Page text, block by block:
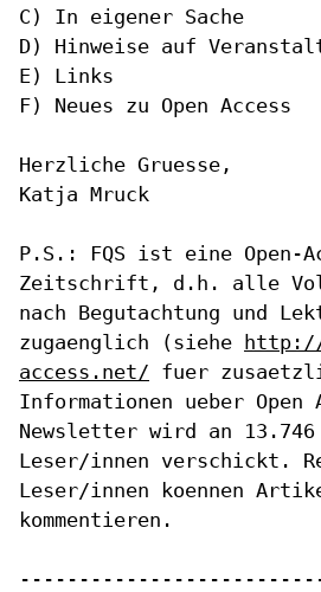
C) In eigener Sache
D) Hinweise auf
E) Links
F) Neues zu Open Access
Herzliche Gruesse,
Katja Mruck
P.S.: FQS ist eine Open-
Zeitschrift, d.h. alle
nach Begutachtung und
zugaenglich (siehe http://
access.net/ fuer
Informationen ueber Open
Newsletter wird an
Leser/innen verschickt.
Leser/innen koennen
kommentieren.